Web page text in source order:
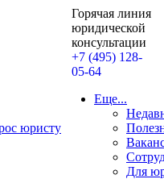
Горячая линия
юридической
консультации
+7 (495) 128-
05-64
юристу
Еще...
Для